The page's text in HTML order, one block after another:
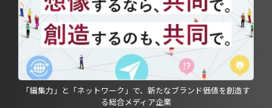
「編集力」と「ネットワーク」で、新たなブランド価値を創造す
る総合メディア企業